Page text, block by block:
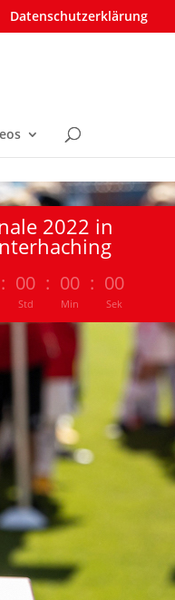
Datenschutzerklärung
2022 in
: 00
Std
: 00
Min
: 00
Sek